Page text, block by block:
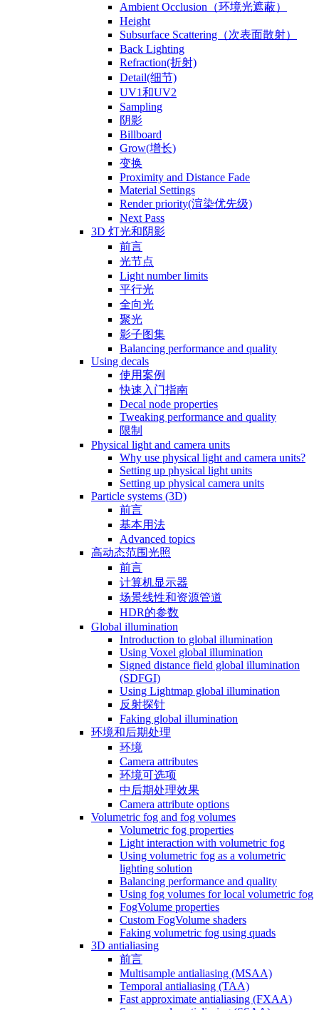
Ambient Occlusion（环境光遮蔽）
Height
Subsurface Scattering（次表面散射）
Back Lighting
Refraction(折射)
Detail(细节)
UV1和UV2
Sampling
阴影
Billboard
Grow(增长)
变换
Proximity and Distance Fade
Material Settings
Render priority(渲染优先级)
Next Pass
3D 灯光和阴影
前言
光节点
Light number limits
平行光
全向光
聚光
影子图集
Balancing performance and quality
Using decals
使用案例
快速入门指南
Decal node properties
Tweaking performance and quality
限制
Physical light and camera units
Why use physical light and camera units?
Setting up physical light units
Setting up physical camera units
Particle systems (3D)
前言
基本用法
Advanced topics
高动态范围光照
前言
计算机显示器
场景线性和资源管道
HDR的参数
Global illumination
Introduction to global illumination
Using Voxel global illumination
Signed distance field global illumination
(SDFGI)
Using Lightmap global illumination
反射探针
Faking global illumination
环境和后期处理
环境
Camera attributes
环境可选项
中后期处理效果
Camera attribute options
Volumetric fog and fog volumes
Volumetric fog properties
Light interaction with volumetric fog
Using volumetric fog as a volumetric
lighting solution
Balancing performance and quality
Using fog volumes for local volumetric fog
FogVolume properties
Custom FogVolume shaders
Faking volumetric fog using quads
3D antialiasing
前言
Multisample antialiasing (MSAA)
Temporal antialiasing (TAA)
Fast approximate antialiasing (FXAA)